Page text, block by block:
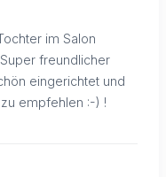
im Salon
freundlicher
eingerichtet und
empfehlen :-) !